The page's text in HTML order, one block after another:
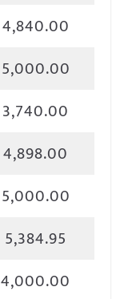
4,840.00
5,000.00
3,740.00
4,898.00
5,000.00
5,384.95
4,000.00